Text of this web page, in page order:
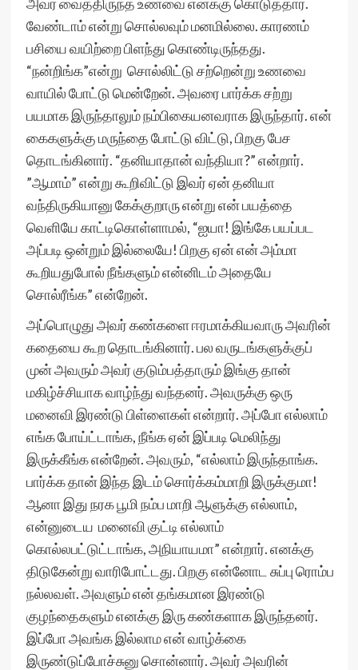
வேண்டாம் என்று சொல்லவும் மனமில்லை. காரணம்
பசியை வயிற்றை பிளந்து கொண்டிருந்தது.
“நன்றிங்க”என்று சொல்லிட்டு சற்றென்று உணவை
வாயில் போட்டு மென்றேன். அவரை பார்க்க சற்று
பயமாக இருந்தாலும் நம்பிகையனவராக இருந்தார். என்
கைகளுக்கு மருந்தை போட்டு விட்டு, பிறகு பேச
தொடங்கினார். “தனியாதான் வந்தியா?” என்றார்.
”ஆமாம்” என்று கூறிவிட்டு இவர் ஏன் தனியா
வந்திருகியானு கேக்குறாரு என்று என் பயத்தை
வெளியே காட்டிகொள்ளாமல், “ஐயா! இங்கே பயப்பட
அப்படி ஒன்றும் இல்லையே! பிறகு ஏன் என் அம்மா
கூறியதுபோல் நீங்களும் என்னிடம் அதையே
சொல்ரீங்க” என்றேன்.
அப்பொழுது அவர் கண்களை ஈரமாக்கியவாரு அவரின்
கதையை கூற தொடங்கினார். பல வருடங்களுக்குப்
முன் அவரும் அவர் குடும்பத்தாரும் இங்கு தான்
மகிழ்ச்சியாக வாழ்ந்து வந்தனர். அவருக்கு ஒரு
மனைவி இரண்டு பிள்ளைகள் என்றார். அப்போ எல்லாம்
எங்க போய்ட்டாங்க, நீங்க ஏன் இப்படி மெலிந்து
இருக்கீங்க என்றேன். அவரும், “எல்லாம் இருந்தாங்க.
பார்க்க தான் இந்த இடம் சொர்க்கம்மாறி இருக்குமா!
ஆனா இது நரக பூமி நம்ப மாறி ஆளுக்கு எல்லாம்,
என்னுடைய மனைவி குட்டி எல்லாம்
கொல்லபட்டுட்டாங்க, அநியாயமா” என்றார். எனக்கு
திடுகேன்று வாரிபோட்டது. பிறகு என்னோட சுப்பு ரொம்ப
நல்லவள். அவளும் என் தங்கமான இரண்டு
குழந்தைகளும் எனக்கு இரு கண்களாக இருந்தனர்.
இப்போ அவங்க இல்லாம என் வாழ்க்கை
இருண்டுப்போச்சுனு சொன்னார். அவர் அவரின்